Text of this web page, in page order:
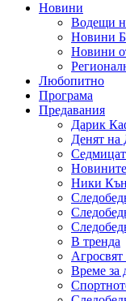
Новини
Водещи
Новини
Новини
Любопитно
Програма
Предавания
Дарик
Денят на
Ники
В тренда
Време за